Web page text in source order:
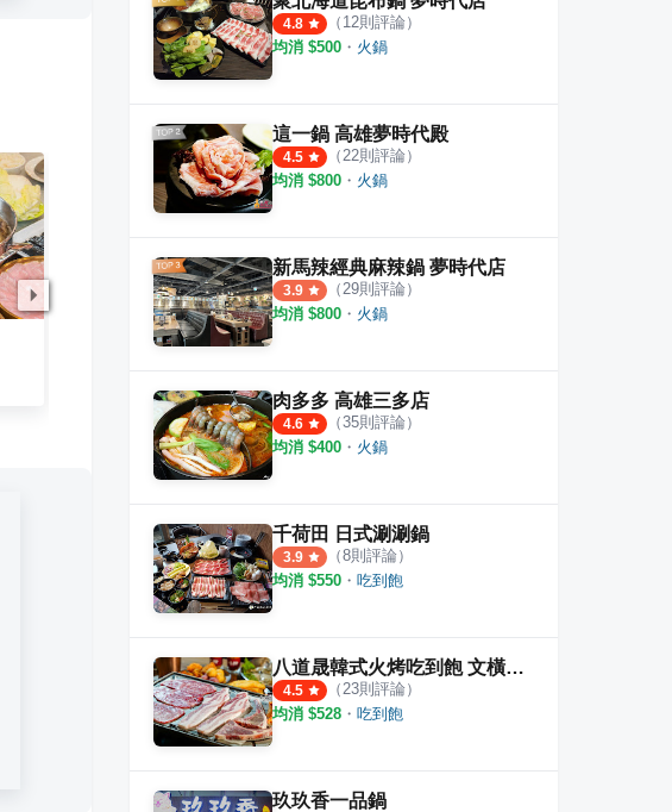
老汕頭原味火鍋 博愛店
4.8 （ 12則評論）
均消 $500 ・ 火鍋
這一鍋 高雄夢時代殿
4.5 （22則評論）
均消 $800 ・ 火鍋
新馬辣經典麻辣鍋 夢時代店
3.9 （29則評論）
均消 $800 ・ 火鍋
肉多多 高雄三多店
4.6 （35則評論）
均消 $400 ・ 火鍋
千荷田 日式涮涮鍋
3.9 （8則評論）
均消 $550 ・ 吃到飽
八道晟韓式火烤吃到飽 文橫旗艦店
4.5 （23則評論）
均消 $528 ・ 吃到飽
玖玖香一品鍋